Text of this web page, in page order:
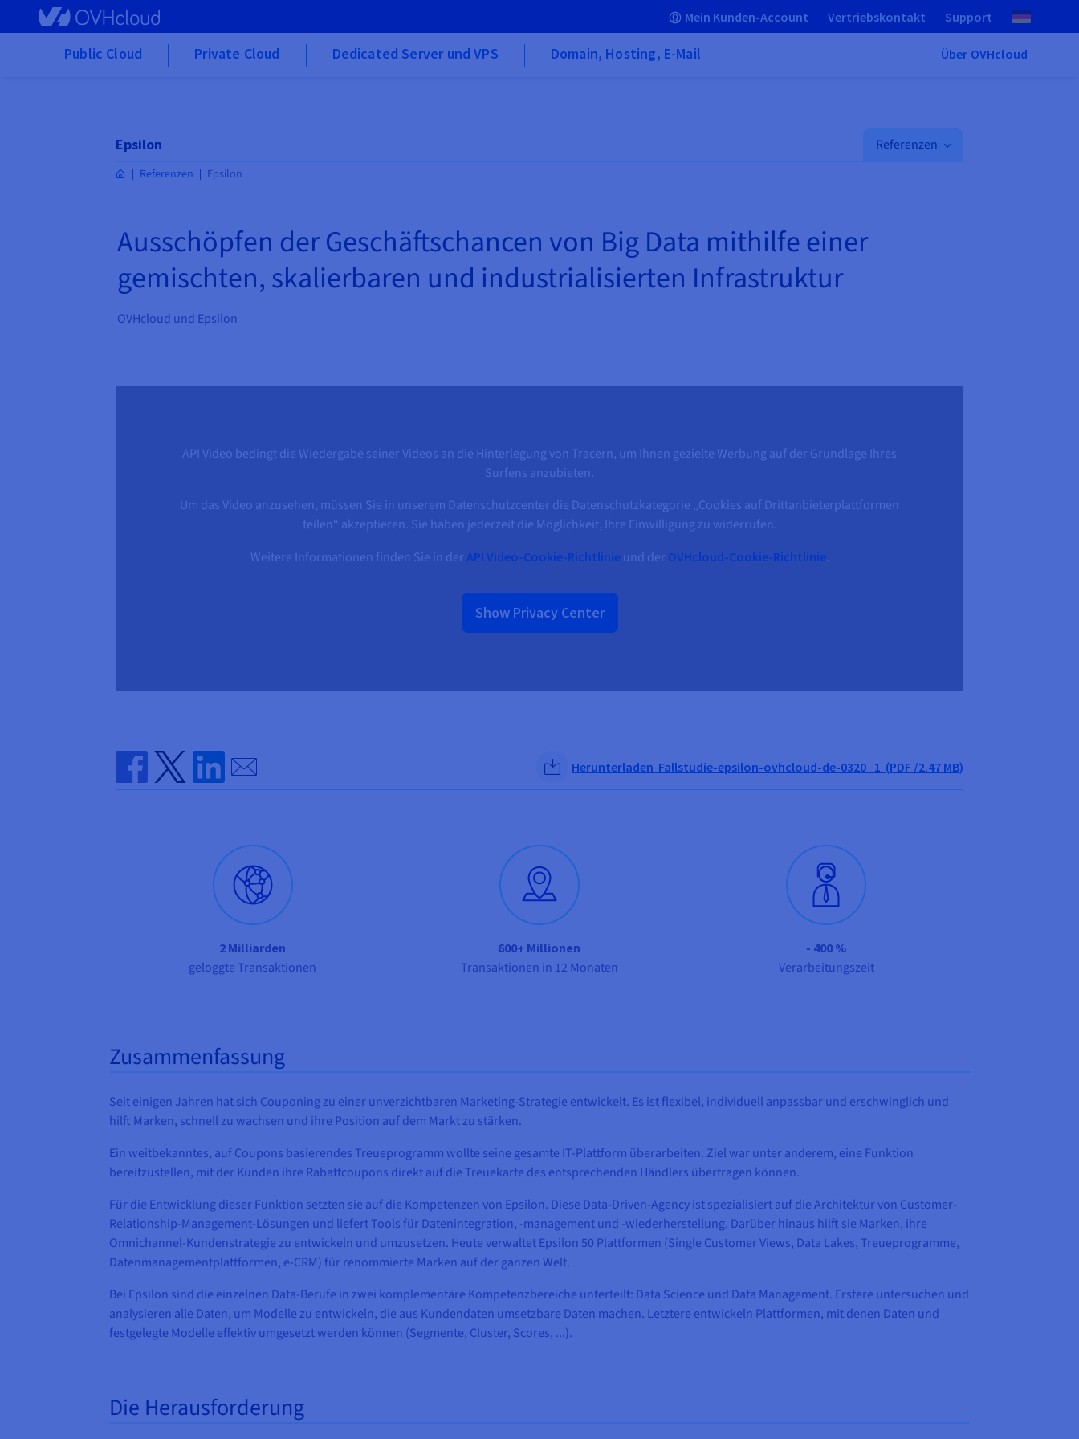
Skip to main content Mein Kunden-Account Vertriebskontakt Support
Public Cloud Private Cloud Dedicated Server und VPS Domain, Hosting, E-Mail Über OVHcloud
Epsilon Referenzen
Referenzen Epsilon
Ausschöpfen der Geschäftschancen von Big Data mithilfe einer
gemischten, skalierbaren und industrialisierten Infrastruktur
OVHcloud und Epsilon
API Video bedingt die Wiedergabe seiner Videos an die Hinterlegung von Tracern, um Ihnen gezielte Werbung auf der Grundlage Ihres
Surfens anzubieten.
Um das Video anzusehen, müssen Sie in unserem Datenschutzcenter die Datenschutzkategorie „Cookies auf Drittanbieterplattformen
teilen“ akzeptieren. Sie haben jederzeit die Möglichkeit, Ihre Einwilligung zu widerrufen.
Weitere Informationen finden Sie in der API Video-Cookie-Richtlinieund der OVHcloud-Cookie-Richtlinie.
Show Privacy Center
Share on Facebook
Share on Twitter
Share on Linkedin
Send by email Herunterladen Fallstudie-epsilon-ovhcloud-de-0320_1 (PDF /2.47 MB)
2 Milliarden
geloggte Transaktionen
600+ Millionen
Transaktionen in 12 Monaten
- 400 %
Verarbeitungszeit
Zusammenfassung
Seit einigen Jahren hat sich Couponing zu einer unverzichtbaren Marketing-Strategie entwickelt. Es ist flexibel, individuell anpassbar und erschwinglich und
hilft Marken, schnell zu wachsen und ihre Position auf dem Markt zu stärken.
Ein weitbekanntes, auf Coupons basierendes Treueprogramm wollte seine gesamte IT-Plattform überarbeiten. Ziel war unter anderem, eine Funktion
bereitzustellen, mit der Kunden ihre Rabattcoupons direkt auf die Treuekarte des entsprechenden Händlers übertragen können.
Für die Entwicklung dieser Funktion setzten sie auf die Kompetenzen von Epsilon. Diese Data-Driven-Agency ist spezialisiert auf die Architektur von Customer-
Relationship-Management-Lösungen und liefert Tools für Datenintegration, -management und -wiederherstellung. Darüber hinaus hilft sie Marken, ihre
Omnichannel-Kundenstrategie zu entwickeln und umzusetzen. Heute verwaltet Epsilon 50 Plattformen (Single Customer Views, Data Lakes, Treueprogramme,
Datenmanagementplattformen, e-CRM) für renommierte Marken auf der ganzen Welt.
Bei Epsilon sind die einzelnen Data-Berufe in zwei komplementäre Kompetenzbereiche unterteilt: Data Science und Data Management. Erstere untersuchen und
analysieren alle Daten, um Modelle zu entwickeln, die aus Kundendaten umsetzbare Daten machen. Letztere entwickeln Plattformen, mit denen Daten und
festgelegte Modelle effektiv umgesetzt werden können (Segmente, Cluster, Scores, ...).
Die Herausforderung